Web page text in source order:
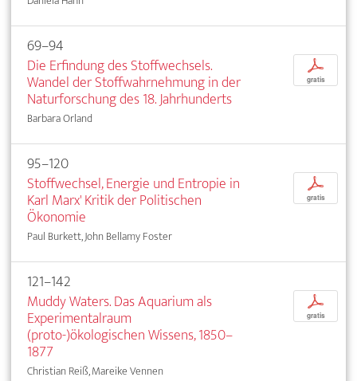
69–94
Die Erfindung des Stoffwechsels.
Wandel der Stoffwahrnehmung in der
Naturforschung des 18. Jahrhunderts
Barbara Orland
p
gratis
95–120
Stoffwechsel, Energie und Entropie in
Karl Marx' Kritik der Politischen
Ökonomie
Paul Burkett, John Bellamy Foster
p
gratis
121–142
Muddy Waters. Das Aquarium als
Experimentalraum
(proto-)ökologischen Wissens, 1850–
1877
Christian Reiß, Mareike Vennen
p
gratis